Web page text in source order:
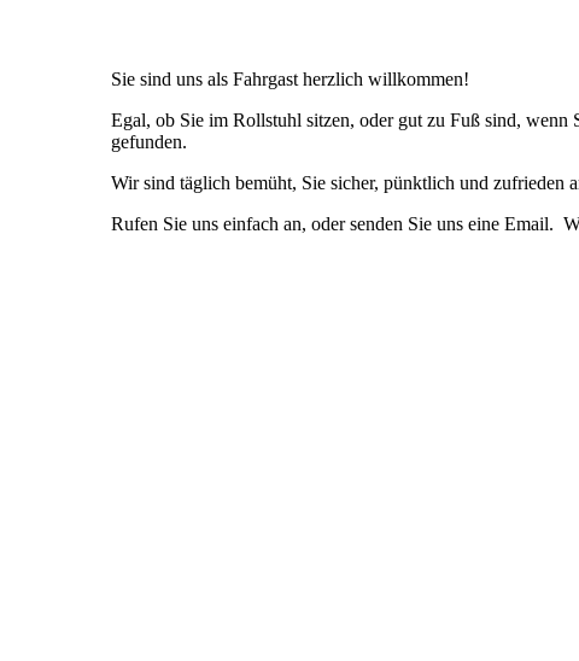
Sie sind uns als Fahrgast herzlich willkommen!
Egal, ob Sie im Rollstuhl sitzen, oder gut zu Fuß sind,
gefunden.
Wir sind täglich bemüht, Sie sicher, pünktlich und zufrieden
Rufen Sie uns einfach an, oder senden Sie uns eine Email.